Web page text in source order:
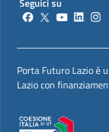
Seguici su
Porta Futuro Lazio è
Lazio con